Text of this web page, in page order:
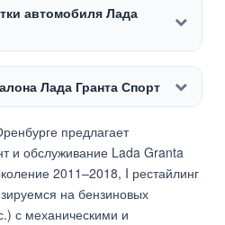
автомобиля Лада
Лада Гранта Спорт
предлагает
и обслуживание Lada Granta
2011–2018, I рестайлинг
на бензиновых
с механическими и